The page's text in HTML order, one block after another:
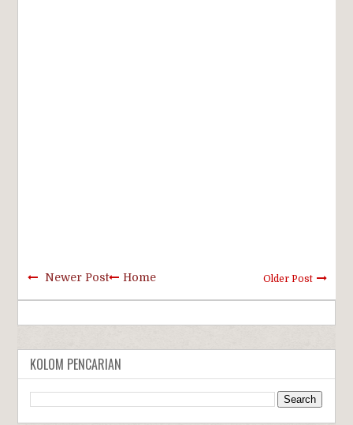
Newer Post Older Post
Home
KOLOM PENCARIAN